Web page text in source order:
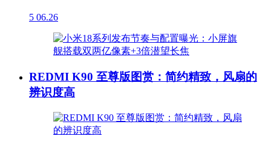
5 06.26
REDMI K90 至尊版图赏：简约精致，风扇的
辨识度高